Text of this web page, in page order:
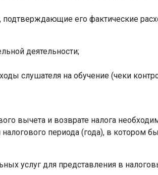
его фактические
деятельности;
слушателя на обучение (чеки
вычета и возврате налога
налогового периода (года), в
услуг для представления в